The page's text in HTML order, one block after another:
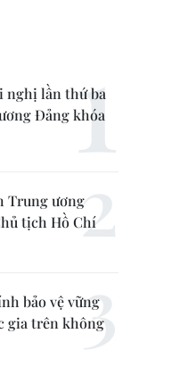
nghị lần thứ ba
Đảng khóa
Trung ương
tịch Hồ Chí
bảo vệ vững
gia trên không